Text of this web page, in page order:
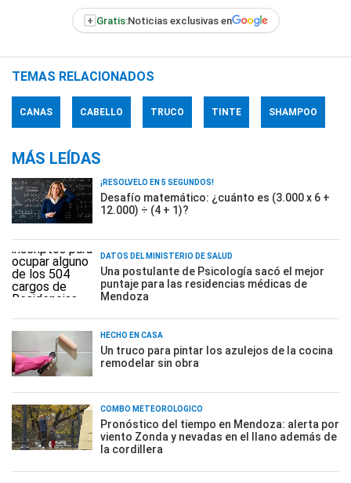
+ Gratis:Noticias exclusivas en
TEMAS RELACIONADOS
CANAS CABELLO TRUCO TINTE SHAMPOO
MÁS LEÍDAS
¡RESOLVELO EN 5 SEGUNDOS!
Desafío matemático: ¿cuánto es (3.000 x 6 +
12.000) ÷ (4 + 1)?
DATOS DEL MINISTERIO DE SALUD
Una postulante de Psicología sacó el mejor
puntaje para las residencias médicas de
Mendoza
HECHO EN CASA
Un truco para pintar los azulejos de la cocina
remodelar sin obra
COMBO METEOROLÓGICO
Pronóstico del tiempo en Mendoza: alerta por
viento Zonda y nevadas en el llano además de
la cordillera